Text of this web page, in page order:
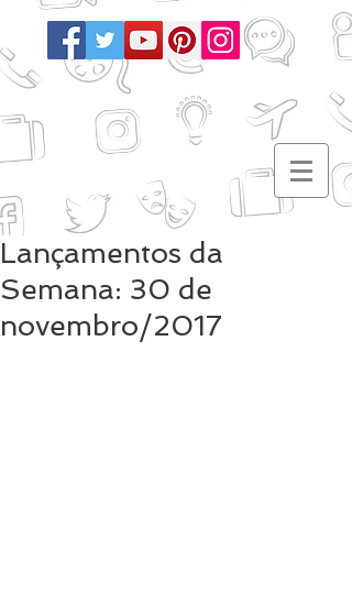
Lançamentos da
Semana: 30 de
novembro/2017